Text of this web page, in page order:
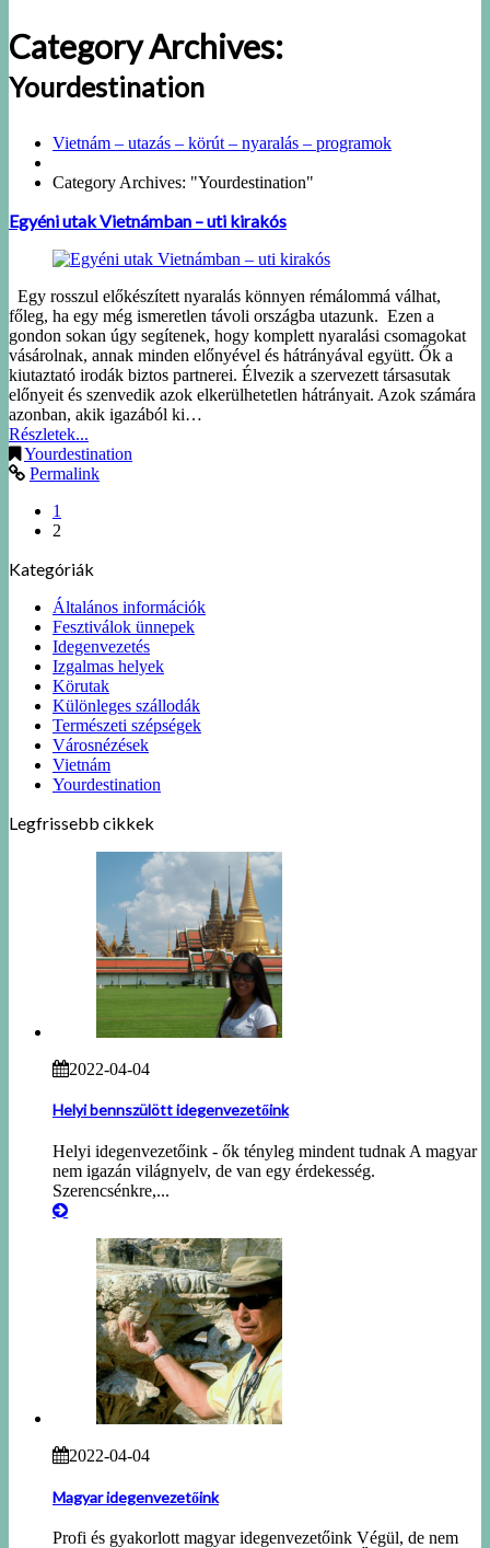
Category Archives:
Yourdestination
Vietnám – utazás – körút – nyaralás – programok
Category Archives: "Yourdestination"
Egyéni utak Vietnámban – uti kirakós
Egy rosszul előkészített nyaralás könnyen rémálommá válhat,
főleg, ha egy még ismeretlen távoli országba utazunk. Ezen a
gondon sokan úgy segítenek, hogy komplett nyaralási csomagokat
vásárolnak, annak minden előnyével és hátrányával együtt. Ők a
kiutaztató irodák biztos partnerei. Élvezik a szervezett társasutak
előnyeit és szenvedik azok elkerülhetetlen hátrányait. Azok számára
azonban, akik igazából ki…
Részletek...
Yourdestination
Permalink
1
2
Kategóriák
Általános információk
Fesztiválok ünnepek
Idegenvezetés
Izgalmas helyek
Körutak
Különleges szállodák
Természeti szépségek
Városnézések
Vietnám
Yourdestination
Legfrissebb cikkek
2022-04-04
Helyi bennszülött idegenvezetőink
Helyi idegenvezetőink - ők tényleg mindent tudnak A magyar
nem igazán világnyelv, de van egy érdekesség.
Szerencsénkre,...
2022-04-04
Magyar idegenvezetőink
Profi és gyakorlott magyar idegenvezetőink Végül, de nem